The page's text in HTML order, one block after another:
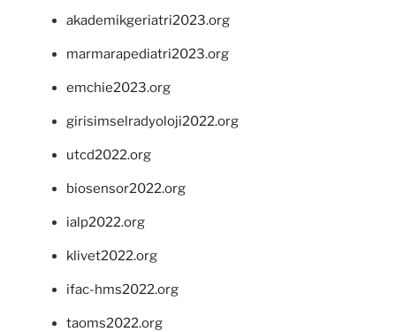
akademikgeriatri2023.org
marmarapediatri2023.org
emchie2023.org
girisimselradyoloji2022.org
utcd2022.org
biosensor2022.org
ialp2022.org
klivet2022.org
ifac-hms2022.org
taoms2022.org